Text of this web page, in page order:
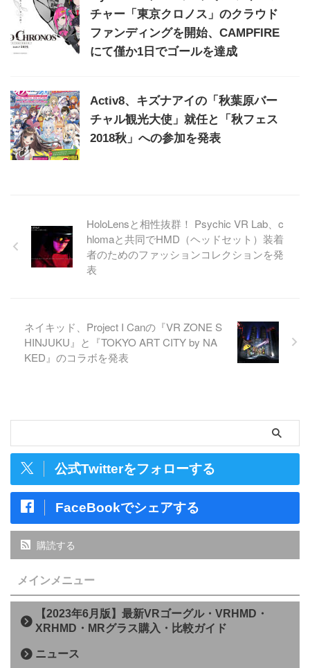
チャー「東京クロノス」のクラウド
ファンディングを開始、CAMPFIRE
にて僅か1日でゴールを達成
Activ8、キズナアイの「秋葉原バー
チャル観光大使」就任と「秋フェス
2018秋」への参加を発表
HoloLensと相性抜群！ Psychic VR Lab、c
hlomaと共同でHMD（ヘッドセット）装着
者のためのファッションコレクションを発
表
ネイキッド、Project I Canの『VR ZONE S
HINJUKU』と『TOKYO ART CITY by NA
KED』のコラボを発表
公式Twitterをフォローする
FaceBookでシェアする
購読する
メインメニュー
【2023年6月版】最新VRゴーグル・VRHMD・
XRHMD・MRグラス購入・比較ガイド
ニュース